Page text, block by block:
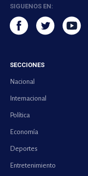
SIGUENOS EN:
SECCIONES
Nacional
Internacional
Política
Economía
Deportes
Entretenimiento